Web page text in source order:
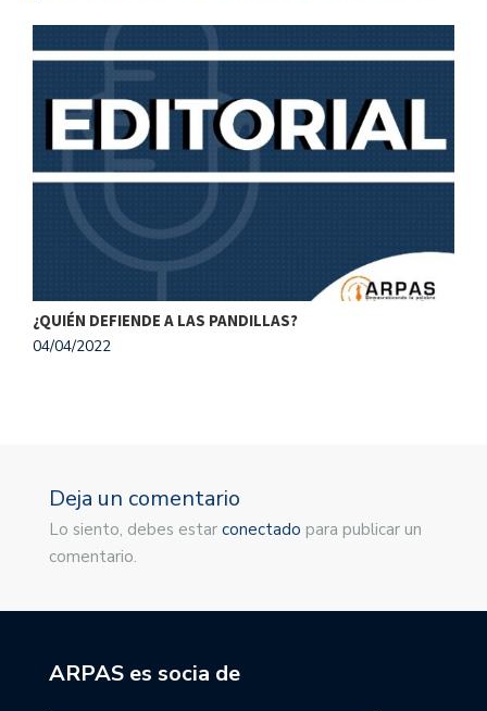
¿QUIÉN DEFIENDE A LAS PANDILLAS?
04/04/2022
Deja un comentario
Lo siento, debes estar conectado para publicar un
comentario.
ARPAS es socia de